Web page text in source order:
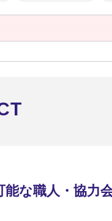
能な職人・協力